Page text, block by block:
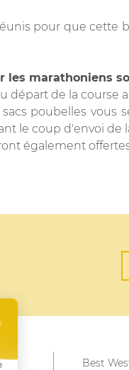
pour que cette
marathoniens
départ de la course
poubelles
le coup d'envoi de
également
Best